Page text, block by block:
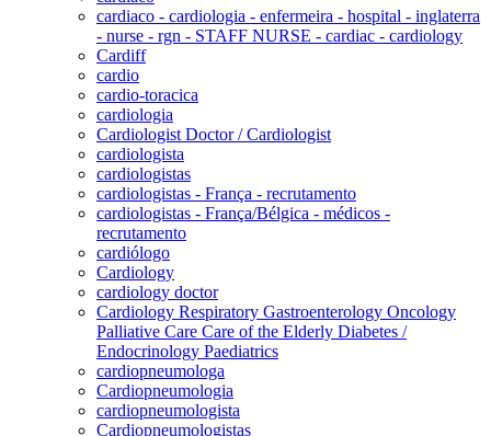
cardiaco - cardiologia - enfermeira - hospital - inglaterra
- nurse - rgn - STAFF NURSE - cardiac - cardiology
Cardiff
cardio
cardio-toracica
cardiologia
Cardiologist Doctor / Cardiologist
cardiologista
cardiologistas
cardiologistas - França - recrutamento
cardiologistas - França/Bélgica - médicos -
recrutamento
cardiólogo
Cardiology
cardiology doctor
Cardiology Respiratory Gastroenterology Oncology
Palliative Care Care of the Elderly Diabetes /
Endocrinology Paediatrics
cardiopneumologa
Cardiopneumologia
cardiopneumologista
Cardiopneumologistas